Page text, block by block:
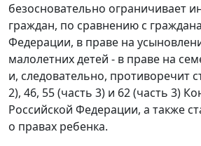
безосновательно ограничивает
граждан, по сравнению с
Федерации, в праве на
малолетних детей - в праве на
и, следовательно, противоречит
2), 46, 55 (часть 3) и 62 (часть 3)
Российской Федерации, а также
о правах ребенка.